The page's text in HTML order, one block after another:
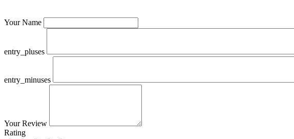
Your Name
entry_pluses
entry_minuses
Your Review
Rating